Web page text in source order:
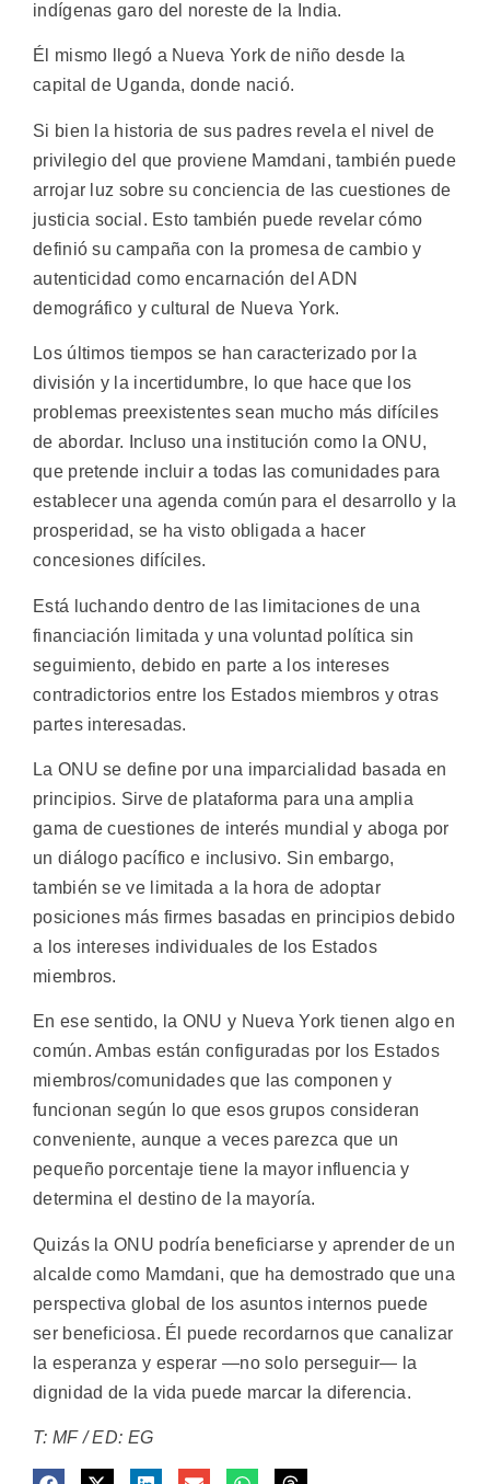
indígenas garo del noreste de la India.
Él mismo llegó a Nueva York de niño desde la
capital de Uganda, donde nació.
Si bien la historia de sus padres revela el nivel de
privilegio del que proviene Mamdani, también puede
arrojar luz sobre su conciencia de las cuestiones de
justicia social. Esto también puede revelar cómo
definió su campaña con la promesa de cambio y
autenticidad como encarnación del ADN
demográfico y cultural de Nueva York.
Los últimos tiempos se han caracterizado por la
división y la incertidumbre, lo que hace que los
problemas preexistentes sean mucho más difíciles
de abordar. Incluso una institución como la ONU,
que pretende incluir a todas las comunidades para
establecer una agenda común para el desarrollo y la
prosperidad, se ha visto obligada a hacer
concesiones difíciles.
Está luchando dentro de las limitaciones de una
financiación limitada y una voluntad política sin
seguimiento, debido en parte a los intereses
contradictorios entre los Estados miembros y otras
partes interesadas.
La ONU se define por una imparcialidad basada en
principios. Sirve de plataforma para una amplia
gama de cuestiones de interés mundial y aboga por
un diálogo pacífico e inclusivo. Sin embargo,
también se ve limitada a la hora de adoptar
posiciones más firmes basadas en principios debido
a los intereses individuales de los Estados
miembros.
En ese sentido, la ONU y Nueva York tienen algo en
común. Ambas están configuradas por los Estados
miembros/comunidades que las componen y
funcionan según lo que esos grupos consideran
conveniente, aunque a veces parezca que un
pequeño porcentaje tiene la mayor influencia y
determina el destino de la mayoría.
Quizás la ONU podría beneficiarse y aprender de un
alcalde como Mamdani, que ha demostrado que una
perspectiva global de los asuntos internos puede
ser beneficiosa. Él puede recordarnos que canalizar
la esperanza y esperar —no solo perseguir— la
dignidad de la vida puede marcar la diferencia.
T: MF / ED: EG